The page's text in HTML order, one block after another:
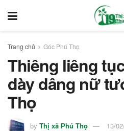
Trang chủ Góc Phú Thọ
Thiêng liêng
dày dâng nữ
Thọ
by Thị xã Phú Thọ 13/